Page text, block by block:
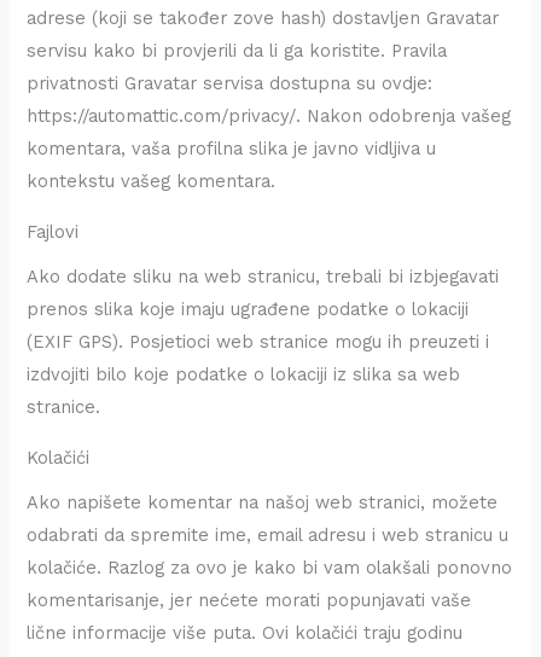
adrese (koji se također zove hash) dostavljen Gravatar
servisu kako bi provjerili da li ga koristite. Pravila
privatnosti Gravatar servisa dostupna su ovdje:
https://automattic.com/privacy/. Nakon odobrenja vašeg
komentara, vaša profilna slika je javno vidljiva u
kontekstu vašeg komentara.
Fajlovi
Ako dodate sliku na web stranicu, trebali bi izbjegavati
prenos slika koje imaju ugrađene podatke o lokaciji
(EXIF GPS). Posjetioci web stranice mogu ih preuzeti i
izdvojiti bilo koje podatke o lokaciji iz slika sa web
stranice.
Kolačići
Ako napišete komentar na našoj web stranici, možete
odabrati da spremite ime, email adresu i web stranicu u
kolačiće. Razlog za ovo je kako bi vam olakšali ponovno
komentarisanje, jer nećete morati popunjavati vaše
lične informacije više puta. Ovi kolačići traju godinu